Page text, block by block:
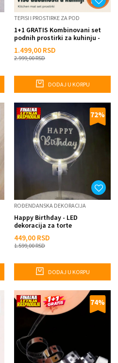
TEPISI I PROSTIRKE ZA POD
1+1 GRATIS Kombinovani set
podnih prostirki za kuhinju -
1.499,00 RSD
2.999,00RSD
DODAJ U KORPU
72%
ROĐENDANSKA DEKORACIJA
Happy Birthday - LED
dekoracija za torte
449,00 RSD
1.599,00RSD
DODAJ U KORPU
74%